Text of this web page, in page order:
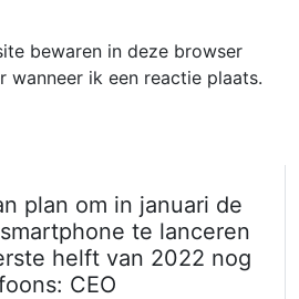
bewaren in deze browser
wanneer ik een reactie plaats.
plan om in januari de
te lanceren
helft van 2022 nog
CEO